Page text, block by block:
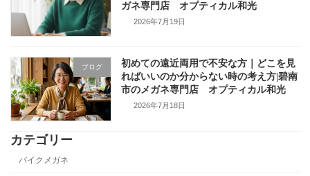
ガネ専門店 オプティカル和光
2026年7月19日
ブログ
初めての遠近両用で不安な方｜どこを見
ればいいのか分からない時の考え方|碧南
市のメガネ専門店 オプティカル和光
2026年7月18日
カテゴリー
バイクメガネ